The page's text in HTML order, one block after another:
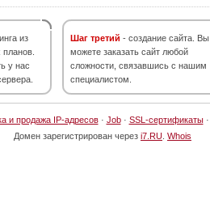
из
у нас
Шаг третий - создание сайта. Вы
можете заказать сайт любой
сложности, связавшись с нашим
специалистом.
и продажа IP-адресов· Job· SSL-сертификаты·
Домен зарегистрирован через i7.RU Whois